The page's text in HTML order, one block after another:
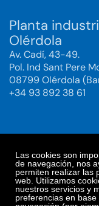
Las cookies son
de navegación, nos
permiten realizar las
web. Utilizamos
nuestros servicios y
preferencias en
Planta
Olérdola
Av. Cadí, 43-49.
Pol. Ind Sant Pere
08799 Olérdola
+34 93 892 38 61
Aviso legal
Política
Política de Redes